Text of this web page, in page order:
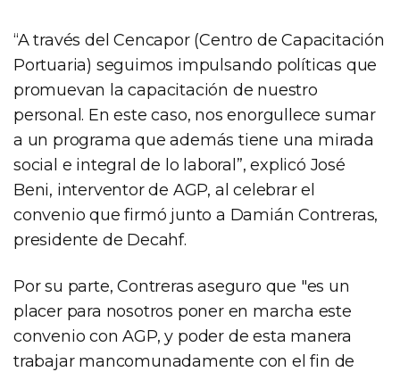
“A través del Cencapor (Centro de Capacitación
Portuaria) seguimos impulsando políticas que
promuevan la capacitación de nuestro
personal. En este caso, nos enorgullece sumar
a un programa que además tiene una mirada
social e integral de lo laboral”, explicó José
Beni, interventor de AGP, al celebrar el
convenio que firmó junto a Damián Contreras,
presidente de Decahf.
Por su parte, Contreras aseguro que "es un
placer para nosotros poner en marcha este
convenio con AGP, y poder de esta manera
trabajar mancomunadamente con el fin de